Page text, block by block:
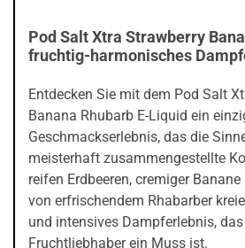
Pod Salt Xtra Strawberry
fruchtig-harmonisches
Entdecken Sie mit dem Pod Salt
Banana Rhubarb E-Liquid ein
Geschmackserlebnis, das die
meisterhaft zusammengestellte
reifen Erdbeeren, cremiger
von erfrischendem Rhabarber
und intensives Dampferlebnis,
Fruchtliebhaber ein Muss ist.